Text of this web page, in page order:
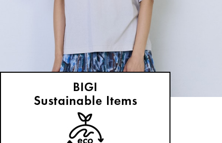
ADIEU TRISTESSE
(てぃーしゃつ) /